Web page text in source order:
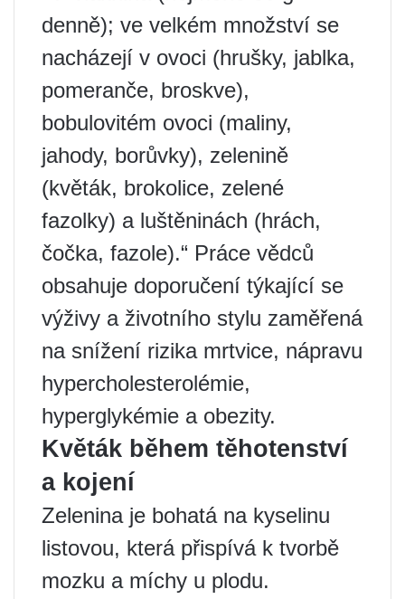
denně); ve velkém množství se
nacházejí v ovoci (hrušky, jablka,
pomeranče, broskve),
bobulovitém ovoci (maliny,
jahody, borůvky), zelenině
(květák, brokolice, zelené
fazolky) a luštěninách (hrách,
čočka, fazole).“ Práce vědců
obsahuje doporučení týkající se
výživy a životního stylu zaměřená
na snížení rizika mrtvice, nápravu
hypercholesterolémie,
hyperglykémie a obezity.
Květák během těhotenství
a kojení
Zelenina je bohatá na kyselinu
listovou, která přispívá k tvorbě
mozku a míchy u plodu.